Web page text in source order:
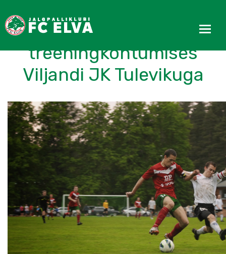
FC Elva viigistas
treeningkohtumises
Viljandi JK Tulevikuga